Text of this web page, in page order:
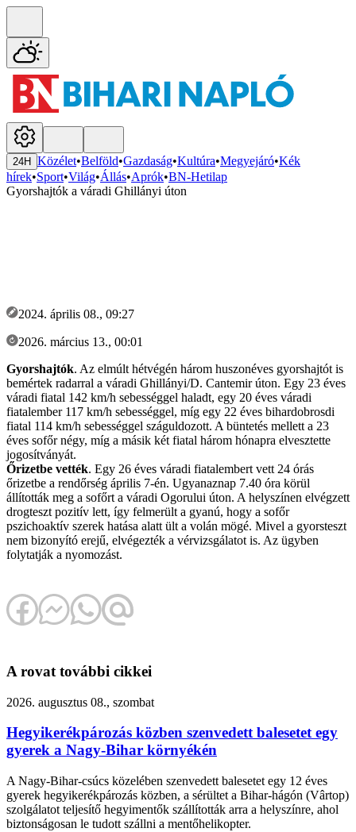
24H Közélet•Belföld•Gazdaság•Kultúra•Megyejáró•Kék
hírek•Sport•Világ•Állás•Aprók•BN-Hetilap
Gyorshajtók a váradi Ghillányi úton
2024. április 08., 09:27
2026. március 13., 00:01
Gyorshajtók. Az elmúlt hétvégén három huszonéves gyorshajtót is
bemértek radarral a váradi Ghillányi/D. Cantemir úton. Egy 23 éves
váradi fiatal 142 km/h sebességgel haladt, egy 20 éves váradi
fiatalember 117 km/h sebességgel, míg egy 22 éves bihardobrosdi
fiatal 114 km/h sebességgel száguldozott. A büntetés mellett a 23
éves sofőr négy, míg a másik két fiatal három hónapra elvesztette
jogosítványát.
Őrizetbe vették. Egy 26 éves váradi fiatalembert vett 24 órás
őrizetbe a rendőrség április 7-én. Ugyanaznap 7.40 óra körül
állították meg a sofőrt a váradi Ogorului úton. A helyszínen elvégzett
drogteszt pozitív lett, így felmerült a gyanú, hogy a sofőr
pszichoaktív szerek hatása alatt ült a volán mögé. Mivel a gyorsteszt
nem bizonyító erejű, elvégezték a vérvizsgálatot is. Az ügyben
folytatják a nyomozást.
A rovat további cikkei
2026. augusztus 08., szombat
Hegyikerékpározás közben szenvedett balesetet egy
gyerek a Nagy-Bihar környékén
A Nagy-Bihar-csúcs közelében szenvedett balesetet egy 12 éves
gyerek hegyikerékpározás közben, a sérültet a Bihar-hágón (Vârtop)
szolgálatot teljesítő hegyimentők szállították arra a helyszínre, ahol
biztonságosan le tudott szállni a mentőhelikopter.